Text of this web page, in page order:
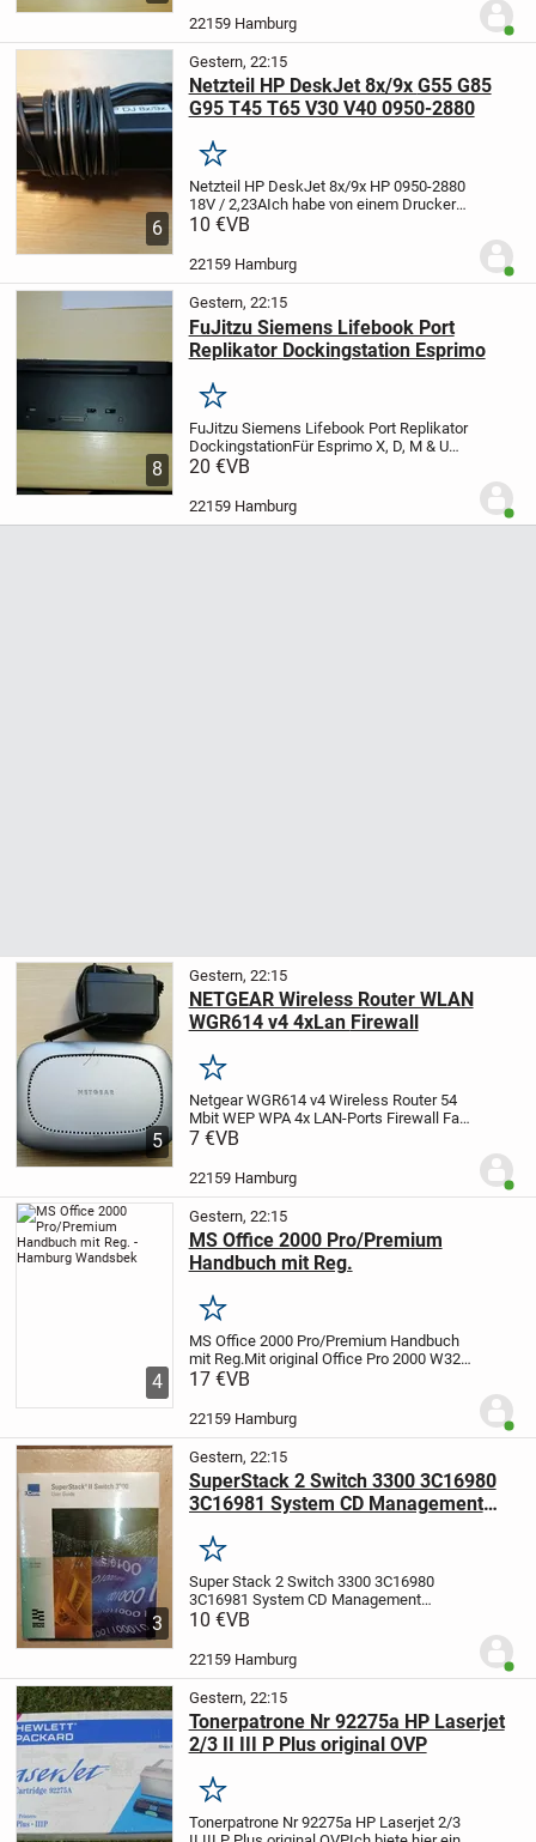
Plus.Neuwertige, nur minimale
Herstel...
22159 Hamburg
6
Gestern, 22:15
Netzteil HP DeskJet 8x/9x G55 G85
G95 T45 T65 V30 V40 0950-2880
Merken
Netzteil HP DeskJet 8x/9x HP 0950-2880
18V / 2,23AIch habe von einem Drucker
noch ein original HP-Netzteil übrig.
OfficeJet G55 G85 G95 T45 T65 V30 V40
10 €VB
22159 Hamburg
8
Gestern, 22:15
FuJitzu Siemens Lifebook Port
Replikator Dockingstation Esprimo
Merken
FuJitzu Siemens Lifebook Port Replikator
DockingstationFür Esprimo X, D, M & U
Serie FPCPR231 / CP662803
Abkopplung in nur einem Schritt
Netzteil...
20 €VB
22159 Hamburg
5
Gestern, 22:15
NETGEAR Wireless Router WLAN
WGR614 v4 4xLan Firewall
Merken
Netgear WGR614 v4 Wireless Router 54
Mbit WEP WPA 4x LAN-Ports Firewall Fast
Ethernet (100-Mbit/s) mit Ethernet (RJ-
Könnte auch els Wlan-Verstärker/
Repeater...
7 €VB
22159 Hamburg
4
Gestern, 22:15
MS Office 2000 Pro/Premium
Handbuch mit Reg.
Merken
MS Office 2000 Pro/Premium Handbuch
mit Reg.Mit original Office Pro 2000 W32
DE VUP BC922070 / 65955603068 / X00-
Ein Versand z.B. als kostengünstiges...
17 €VB
22159 Hamburg
3
Gestern, 22:15
SuperStack 2 Switch 3300 3C16980
3C16981 System CD Management
Merken
Super Stack 2 Switch 3300 3C16980
3C16981 System CD Management
Software 2.40 neu OVP
Unbenutzt, neu und noch original
Ein Versand z.B. als...
10 €VB
22159 Hamburg
Gestern, 22:15
Tonerpatrone Nr 92275a HP Laserjet
2/3 II III P Plus original OVP
Merken
Tonerpatrone Nr 92275a HP Laserjet 2/3